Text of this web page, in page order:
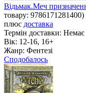
Відьмак.Меч
товару: 9786171281400)
плюс доставка
Термін доставки: Немає
Вік: 12-16, 16+
Жанр: Фентезі
Сподобалось